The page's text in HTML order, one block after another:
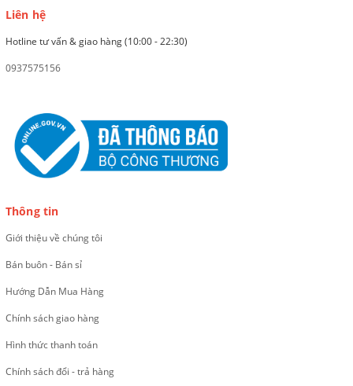
Liên hệ
Hotline tư vấn & giao hàng (10:00 - 22:30)
0937575156
Thông tin
Giới thiệu về chúng tôi
Bán buôn - Bán sỉ
Hướng Dẫn Mua Hàng
Chính sách giao hàng
Hình thức thanh toán
Chính sách đổi - trả hàng